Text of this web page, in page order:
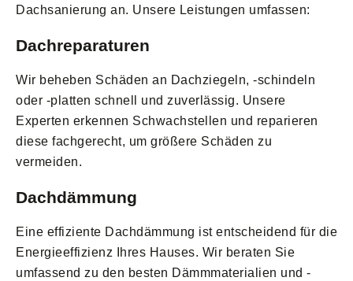
Dachsanierung an. Unsere Leistungen umfassen:
Dachreparaturen
Wir beheben Schäden an Dachziegeln, -schindeln
oder -platten schnell und zuverlässig. Unsere
Experten erkennen Schwachstellen und reparieren
diese fachgerecht, um größere Schäden zu
vermeiden.
Dachdämmung
Eine effiziente Dachdämmung ist entscheidend für die
Energieeffizienz Ihres Hauses. Wir beraten Sie
umfassend zu den besten Dämmmaterialien und -